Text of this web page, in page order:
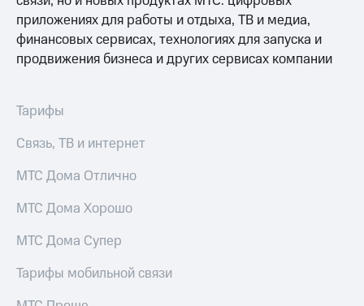
приложениях для работы и отдыха, ТВ и медиа,
финансовых сервисах, технологиях для запуска и
продвижения бизнеса и других сервисах компании
Тарифы
Связь, ТВ и интернет
МТС Дома Отлично
МТС Дома Хорошо
МТС Дома Супер
Тарифы мобильной связи